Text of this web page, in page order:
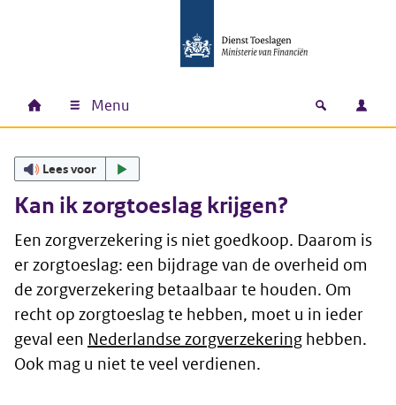
Hoofdnavigatie
Home Menu Open
Lees voor
Kan ik zorgtoeslag krijgen?
Een zorgverzekering is niet goedkoop. Daarom is
er zorgtoeslag: een bijdrage van de overheid om
de zorgverzekering betaalbaar te houden. Om
recht op zorgtoeslag te hebben, moet u in ieder
geval een Nederlandse zorgverzekering hebben.
Ook mag u niet te veel verdienen.